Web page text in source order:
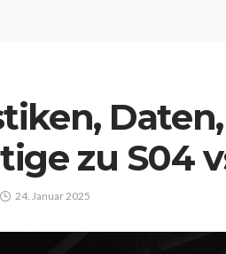
zu S04
24. Januar 2025